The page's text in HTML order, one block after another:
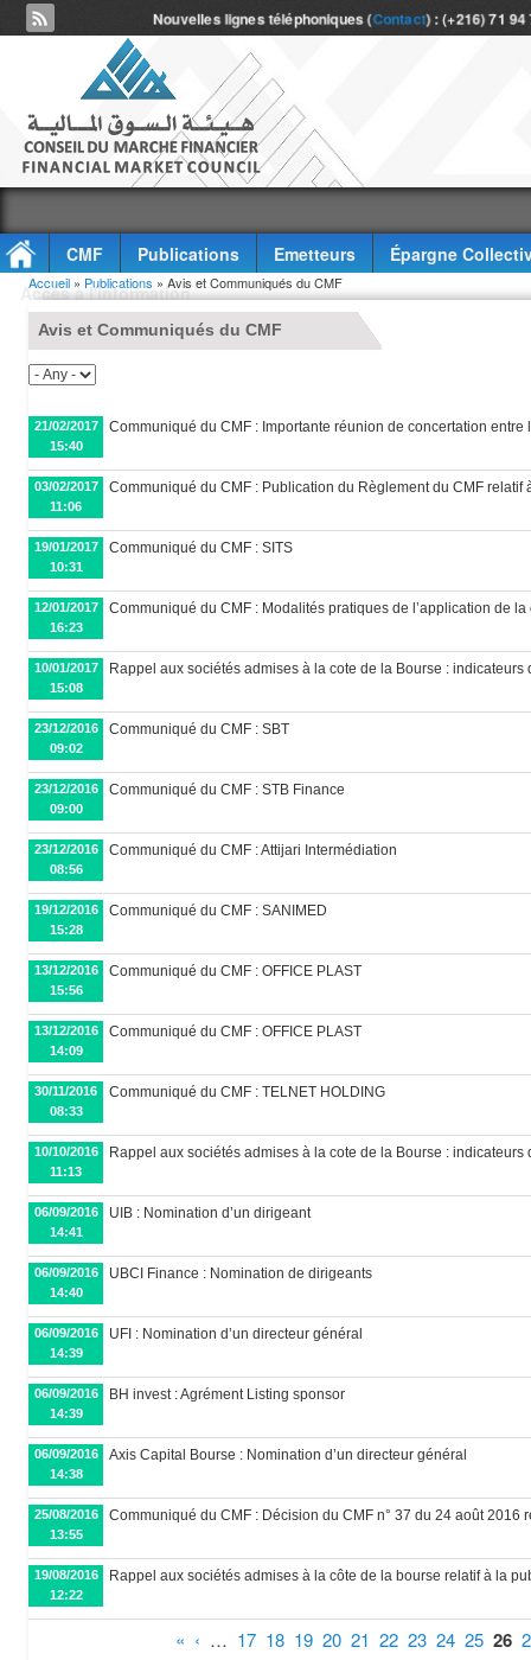
Nouvelles lignes téléphoniques (Contact) : (+216) 71
CMF Publications Emetteurs
Épargne
Accès à l'information
Vous êtes ici
Accueil » Publications » Avis et Communiqués du CMF
Avis et Communiqués du CMF
21/02/2017
15:40
Communiqué du CMF : Importante réunion de concertation
03/02/2017
11:06
Communiqué du CMF : Publication du Règlement du CMF relatif
19/01/2017
10:31
Communiqué du CMF : SITS
12/01/2017
16:23
Communiqué du CMF : Modalités pratiques de l’application de
10/01/2017
15:08
Rappel aux sociétés admises à la cote de la Bourse :
23/12/2016
09:02
Communiqué du CMF : SBT
23/12/2016
09:00
Communiqué du CMF : STB Finance
23/12/2016
08:56
Communiqué du CMF : Attijari Intermédiation
19/12/2016
15:28
Communiqué du CMF : SANIMED
13/12/2016
15:56
Communiqué du CMF : OFFICE PLAST
13/12/2016
14:09
Communiqué du CMF : OFFICE PLAST
30/11/2016
08:33
Communiqué du CMF : TELNET HOLDING
10/10/2016
11:13
Rappel aux sociétés admises à la cote de la Bourse :
06/09/2016
14:41
UIB : Nomination d’un dirigeant
06/09/2016
14:40
UBCI Finance : Nomination de dirigeants
06/09/2016
14:39
UFI : Nomination d’un directeur général
06/09/2016
14:39
BH invest : Agrément Listing sponsor
06/09/2016
14:38
Axis Capital Bourse : Nomination d’un directeur général
25/08/2016
13:55
Communiqué du CMF : Décision du CMF n° 37 du 24 août 2016
19/08/2016
12:22
Rappel aux sociétés admises à la côte de la bourse relatif à la
« ‹ … 17 18 19 20 21 22 23 24 25 26